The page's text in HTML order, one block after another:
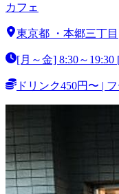
カフェ
東京都 ・ 本郷三丁目
[月～金] 8:30～19:30
ドリンク450円〜 |